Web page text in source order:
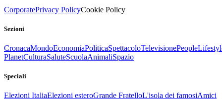
CorporatePrivacy PolicyCookie Policy
Sezioni
CronacaMondoEconomiaPoliticaSpettacoloTelevisionePeople
PlanetCulturaSaluteScuolaAnimaliSpazio
Speciali
Elezioni ItaliaElezioni esteroGrande FratelloL'isola dei famosiAmici